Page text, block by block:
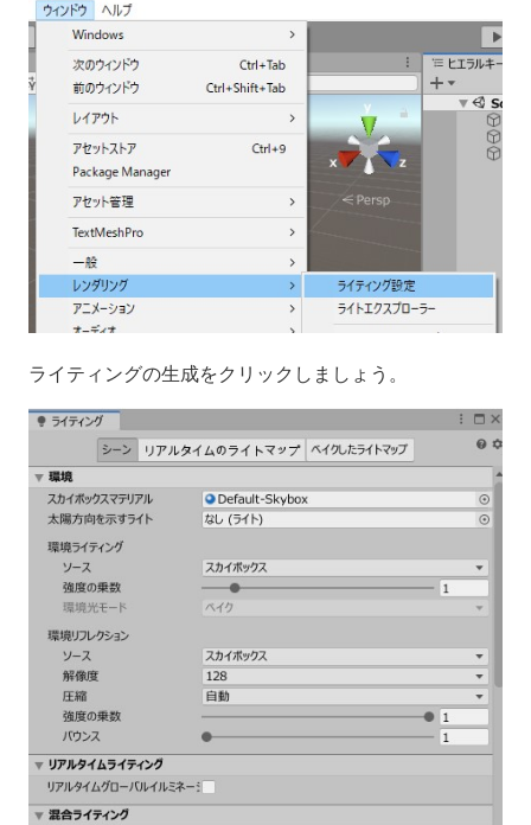
ライティングの生成をクリックしましょう。